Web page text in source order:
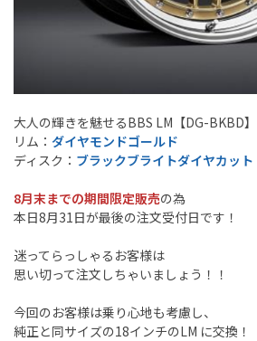
大人の輝きを魅せるBBS LM【DG-BKBD】
リム： ダイヤモンドゴールド
ディスク： ブラックブライトダイヤカット
8月末までの期間限定販売の為
本日8月31日が最後の注文受付日です！
迷ってらっしゃるお客様は
思い切って注文しちゃいましょう！！
今回のお客様は乗り心地も考慮し、
純正と同サイズの18インチのLM に交換！